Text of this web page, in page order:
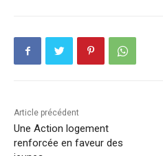
Article précédent
Une Action logement
renforcée en faveur des